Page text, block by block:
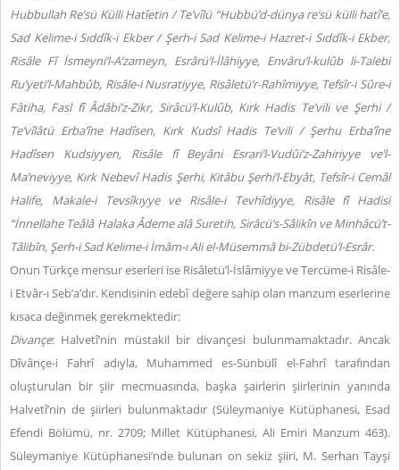
Hubbullah Re’sü Külli Hatîetin / Te’vîlü “Hubbü’d-dünya re’sü külli hatî’e,
Sad Kelime-i Sıddîk-i Ekber / Şerh-i Sad Kelime-i Hazret-i Sıddîk-i Ekber,
Risâle Fî İsmeyni’l-A’zameyn, Esrârü’l-İlâhiyye, Envâru’l-kulûb li-Talebi
Ru’yeti’l-Mahbûb, Risâle-i Nusratiyye, Risâletü’r-Rahîmiyye, Tefsîr-i Sûre-i
Fâtiha, Fasl fî Âdâbi’z-Zikr, Sirâcü’l-Kulûb, Kırk Hadis Te’vili ve Şerhi /
Te’vîlâtü Erba’îne Hadîsen, Kırk Kudsî Hadis Te’vili / Şerhu Erba’îne
Hadîsen Kudsiyyen, Risâle fî Beyâni Esrari’l-Vudûi’z-Zahiriyye ve’l-
Ma’neviyye, Kırk Nebevî Hadis Şerhi, Kitâbu Şerhi’l-Ebyât, Tefsîr-i Cemâl
Halife, Makale-i Tevsîkıyye ve Risâle-i Tevhîdiyye, Risâle fî Hadisi
“İnnellahe Teâlâ Halaka Âdeme alâ Suretih, Sirâcü’s-Sâlikîn ve Minhâcü’t-
Tâlibîn, Şerh-i Sad Kelime-i İmâm-ı Ali el-Müsemmâ bi-Zübdetü’l-Esrâr.
Onun Türkçe mensur eserleri ise Risâletü’l-İslâmiyye ve Tercüme-i Risâle-
i Etvâr-ı Seb’a’dır. Kendisinin edebî değere sahip olan manzum eserlerine
kısaca değinmek gerekmektedir:
Divançe: Halvetî’nin müstakil bir divançesi bulunmamaktadır. Ancak
Dîvânçe-i Fahrî adıyla, Muhammed es-Sünbülî el-Fahrî tarafından
oluşturulan bir şiir mecmuasında, başka şairlerin şiirlerinin yanında
Halvetî’nin de şiirleri bulunmaktadır (Süleymaniye Kütüphanesi, Esad
Efendi Bölümü, nr. 2709; Millet Kütüphanesi, Ali Emiri Manzum 463).
Süleymaniye Kütüphanesi’nde bulunan on sekiz şiiri, M. Serhan Tayşi